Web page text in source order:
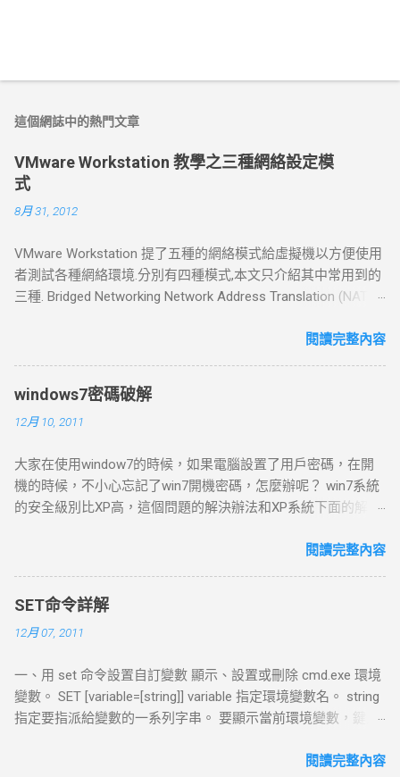
這個網誌中的熱門文章
VMware Workstation 教學之三種網絡設定模
式
8月 31, 2012
VMware Workstation 提了五種的網絡模式給虛擬機以方便使用
者測試各種網絡環境.分別有四種模式,本文只介紹其中常用到的
三種. Bridged Networking Network Address Translation (NAT)
機在一個局域網中，這種方法是將你的VMware Workstation 接
主機有著同等地位的一台電腦 ，橋接模式可以享受所有可用的
服務；包括檔案服務、列印服務等等.也就是說在此模式下,局域
網中的電腦也能發現此電腦,并和虛擬機互聯. 如果你在新增虛擬
程，那麼預設的橋接模式網路會自動設定好。如果你的主機在
一個以設定好的局域網中，那麼選擇用橋接模式的網路會是讓
你的虛擬機連上網絡一種簡單的方式。如果你選擇了橋接模式
網路連線；比如說在TCP/IP架構的網路底下，虛擬機需要一個
單獨的IP連線。 Network Address Translation (NAT) 網路地址
轉換(Network Address Translation, NAT)連線會自動地建立起來
如果使用者在“New Virtual Machine Wizard”裡面選擇了“Use
network address translation”。 如果想要藉由"Host
TCP/IP網路，但是 卻無法讓你的Virtual Machine得到一個外部
網路IP位址 ，NAT是讓你的Virtual Machine連上網路最簡單的方
法。也是 VMware Workstation 推薦的方式。 如果你選擇了
連到外部網路的其他機器。 例如：你可以使用HTTP來瀏覽
閱讀完整內容
windows7密碼破解
12月 10, 2011
大家在使用window7的時候，如果電腦設置了用戶密碼，在開
機的時候，不小心忘記了win7開機密碼，怎麼辦呢？ win7系統
的安全級別比XP高，這個問題的解決辦法和XP系統下面的解決
時，出現輸入用戶名密碼的提示框，按Ctrl Alt Delete，跳出帳
administrator帳號也有密碼，那麼可以這樣： 在win7系統啟動
時按F8 選“帶命令行的安全模式” 選“Administrator”跳出
“Command Prompt”窗口 增加用戶：net user asd/add 升管理
控制面板----用戶帳號----忘記密碼的用戶--刪除密嗎 除了上面
這些情況，還有以下兩種常見的忘記win7系統密碼的情況：
一、忘記密碼，但是已經登錄系統。 這種情況解決起來比較簡
Win R，打開運行窗口輸入”mmc.EⅩE”，單擊確定進入控制台。
閱讀完整內容
SET命令詳解
12月 07, 2011
一、用 set 命令設置自訂變數 顯示、設置或刪除 cmd.exe 環境
變數。 SET [variable=[string]] variable 指定環境變數名。 string
指定要指派給變數的一系列字串。 要顯示當前環境變數，鍵入
下用法將清除變數variable的值，使其變成未定義狀態。 SET
閱讀完整內容